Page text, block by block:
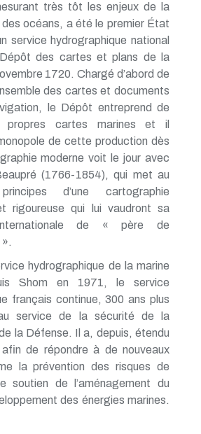
très tôt les enjeux de la
océans, a été le premier État
service hydrographique national
des cartes et plans de la
1720. Chargé d’abord de
des cartes et documents
le Dépôt entreprend de
propres cartes marines et il
de cette production dès
moderne voit le jour avec
(1766-1854), qui met au
d’une cartographie
rigoureuse qui lui vaudront sa
de « père de
».
hydrographique de la marine
Shom en 1971, le service
français continue, 300 ans plus
service de la sécurité de la
la Défense. Il a, depuis, étendu
de répondre à de nouveaux
la prévention des risques de
soutien de l’aménagement du
des énergies marines.